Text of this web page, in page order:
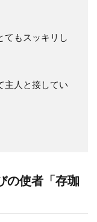
てもスッキリし
主人と接してい
の使者「存珈